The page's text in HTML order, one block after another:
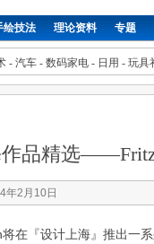
绘技法 理论资料 专题
- 汽车 - 数码家电 - 日用 - 玩具
作品精选——Fritz
年2月10日
在『设计上海』推出一